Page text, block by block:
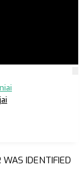
WAS IDENTIFIED